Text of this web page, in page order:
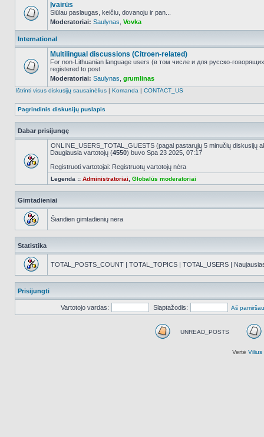
NO_UNREAD_POSTS
Įvairūs
Siūlau paslaugas, keičiu, dovanoju ir pan...
Moderatoriai: Saulynas Vovka
International
NO_UNREAD_POSTS
Multilingual discussions (Citroen-related)
For non-Lithuanian language users (в том числе и для русско-
registered to post
Moderatoriai: Saulynas grumlinas
Ištrinti visus diskusijų sausainėlius | Komanda | CONTACT_US
Pagrindinis diskusijų puslapis
Dabar prisijungę
ONLINE_USERS_TOTAL_GUESTS (pagal pastarųjų 5 minučių diskusijų
Daugiausia vartotojų (4550) buvo Spa 23 2025, 07:17
Registruoti vartotojai: Registruotų vartotojų nėra
Legenda :: Administratoriai Globalūs moderatoriai
Gimtadieniai
Šiandien gimtadienių nėra
Statistika
TOTAL_POSTS_COUNT | TOTAL_TOPICS | TOTAL_USERS |
Prisijungti
Vartotojo vardas: Slaptažodis: Aš
UNREAD_POSTS
Vertė Vilius